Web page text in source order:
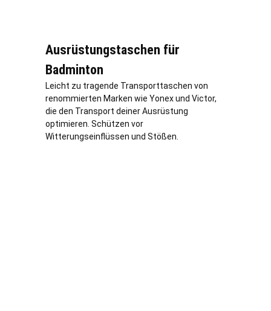
Ausrüstungstaschen für
Badminton
Leicht zu tragende Transporttaschen von
renommierten Marken wie Yonex und Victor,
die den Transport deiner Ausrüstung
optimieren. Schützen vor
Witterungseinflüssen und Stößen.